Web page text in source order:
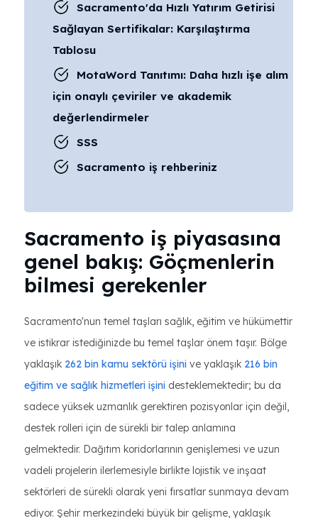
Sacramento'da Hızlı Yatırım Getirisi
Sağlayan Sertifikalar: Karşılaştırma
Tablosu
MotaWord Tanıtımı: Daha hızlı işe alım
için onaylı çeviriler ve akademik
değerlendirmeler
SSS
Sacramento iş rehberiniz
Sacramento iş piyasasına
genel bakış: Göçmenlerin
bilmesi gerekenler
Sacramento'nun temel taşları sağlık, eğitim ve hükümettir
ve istikrar istediğinizde bu temel taşlar önem taşır. Bölge
yaklaşık 262 bin kamu sektörü işini ve yaklaşık 216 bin
eğitim ve sağlık hizmetleri işini desteklemektedir; bu da
sadece yüksek uzmanlık gerektiren pozisyonlar için değil,
destek rolleri için de sürekli bir talep anlamına
gelmektedir. Dağıtım koridorlarının genişlemesi ve uzun
vadeli projelerin ilerlemesiyle birlikte lojistik ve inşaat
sektörleri de sürekli olarak yeni fırsatlar sunmaya devam
ediyor. Şehir merkezindeki büyük bir gelişme, yaklaşık